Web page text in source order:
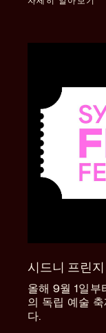
시드니 프린
올해 9월 1일
의 독립 예술
다.